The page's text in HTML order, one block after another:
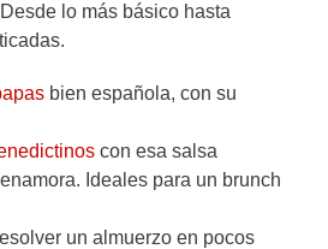
lo más básico hasta
bien española, con su
con esa salsa
Ideales para un brunch
un almuerzo en pocos